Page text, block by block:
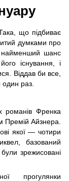
що підбиває
думками про
найменший шанс
існування, і
Віддав би все,
один раз.
романів Френка
Премій Айзнера.
якої — чотири
базований
зрежисовані
прогулянки